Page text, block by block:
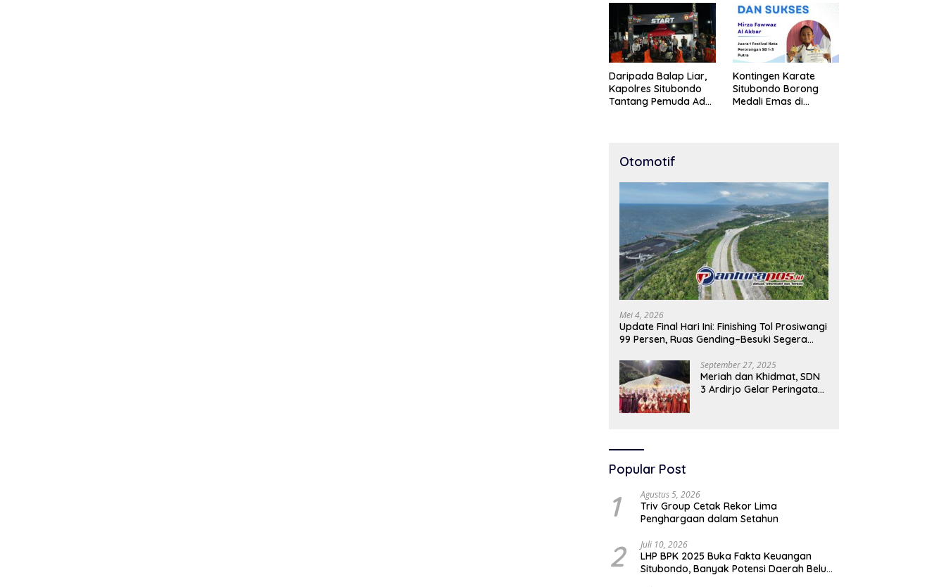
Kelompok Umur 10
Tahun
Sepak Bola Kapolres
Cup 2026
Daripada Balap Liar,
Kapolres Situbondo
Tantang Pemuda Adu
Kontingen Karate
Situbondo Borong
Medali Emas di
Otomotif
Mei 4, 2026
Update Final Hari Ini: Finishing Tol Prosiwangi
99 Persen, Ruas Gending–Besuki Segera
September 27, 2025
Meriah dan Khidmat, SDN
3 Ardirjo Gelar Peringatan
Popular Post
1 Agustus 5, 2026
Triv Group Cetak Rekor Lima
Penghargaan dalam Setahun
2 Juli 10, 2026
LHP BPK 2025 Buka Fakta Keuangan
Situbondo, Banyak Potensi Daerah Belum